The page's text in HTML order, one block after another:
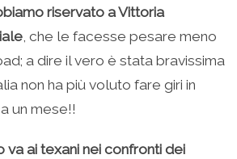
riservato a Vittoria
, che le facesse pesare meno
a dire il vero è stata bravissima
non ha più voluto fare giri in
un mese!!
va ai texani nei confronti dei